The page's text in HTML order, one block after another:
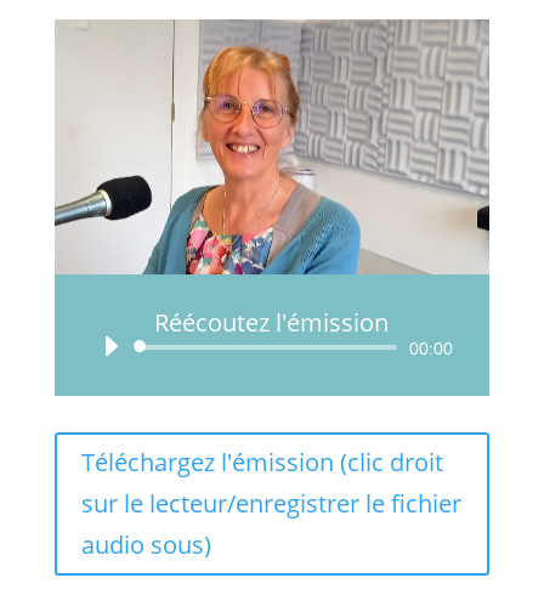
Réécoutez l'émission
Lecteur
00:00
Téléchargez l'émission (clic droit
sur le lecteur/enregistrer le fichier
audio sous)